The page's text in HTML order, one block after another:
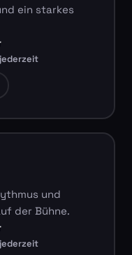
ein starkes
und
der Bühne.